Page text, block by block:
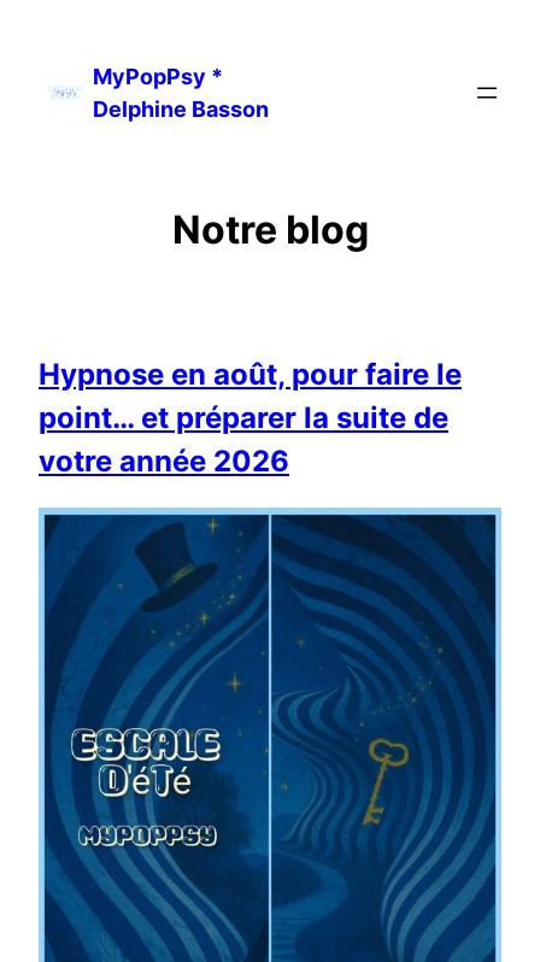
contenu MyPopPsy *
Delphine Basson
Notre blog
Hypnose en août, pour faire le
point… et préparer la suite de
votre année 2026